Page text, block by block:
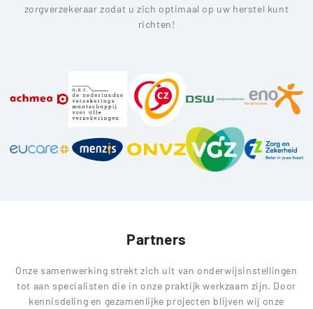
zorgverzekeraar zodat u zich optimaal op uw herstel kunt
richten!
Partners
Onze samenwerking strekt zich uit van onderwijsinstellingen
tot aan specialisten die in onze praktijk werkzaam zijn. Door
kennisdeling en gezamenlijke projecten blijven wij onze